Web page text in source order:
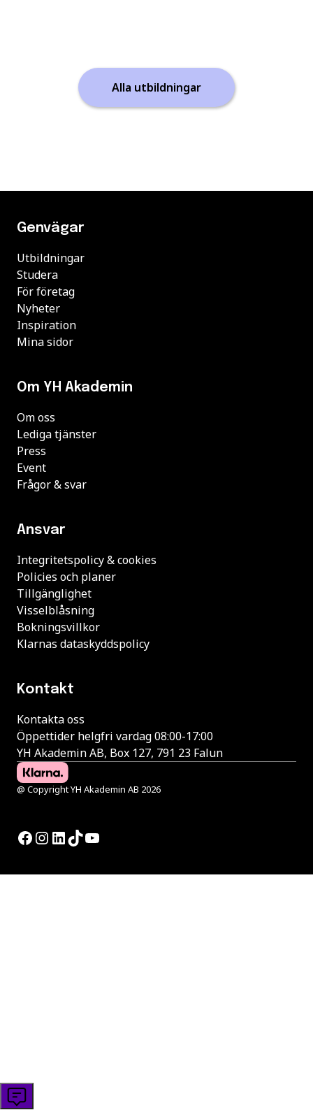
Alla utbildningar
Genvägar
Utbildningar
Studera
För företag
Nyheter
Inspiration
Mina sidor
Om YH Akademin
Om oss
Lediga tjänster
Press
Event
Frågor & svar
Ansvar
Integritetspolicy & cookies
Policies och planer
Tillgänglighet
Visselblåsning
Bokningsvillkor
Klarnas dataskyddspolicy
Kontakt
Kontakta oss
Öppettider helgfri vardag 08:00-17:00
YH Akademin AB, Box 127, 791 23 Falun
@ Copyright YH Akademin AB 2026
Facebook
Instagram
LinkedIn
TikTok
YouTube